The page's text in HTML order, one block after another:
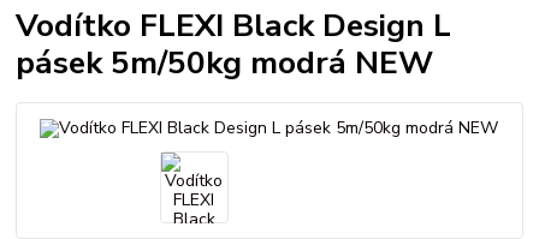
Vodítko FLEXI Black Design L
pásek 5m/50kg modrá NEW